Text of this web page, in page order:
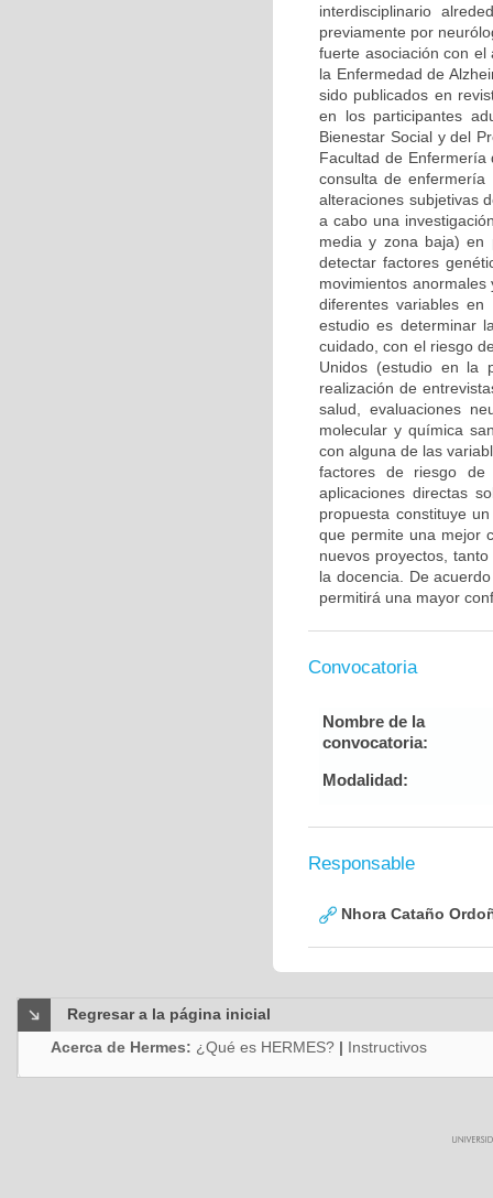
interdisciplinario
previamente por
fuerte asociación con el
la Enfermedad de
sido publicados en
en los participantes
Bienestar Social y del
Facultad de Enfermería
consulta de
alteraciones subjetivas
a cabo una
media y zona baja)
detectar factores
movimientos
diferentes variables
estudio es determinar
cuidado, con el riesgo
Unidos (estudio en la
realización de
salud, evaluaciones
molecular y química
con alguna de las
factores de riesgo de
aplicaciones directas
propuesta constituye
que permite una mejor
nuevos proyectos,
la docencia. De
permitirá una mayor
Convocatoria
Nombre de la
convocatoria:
Modalidad:
Responsable
Nhora Cataño
Regresar a la página inicial
Acerca de Hermes: ¿Qué es HERMES? | Instructivos